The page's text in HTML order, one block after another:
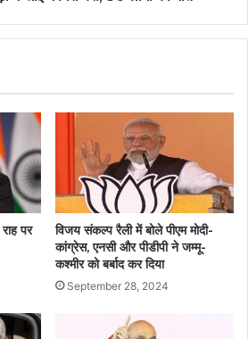
पर
विजय संकल्प रैली में बोले पीएम मोदी-
कांग्रेस, एनसी और पीडीपी ने जम्मू-
कश्मीर को बर्बाद कर दिया
September 28, 2024